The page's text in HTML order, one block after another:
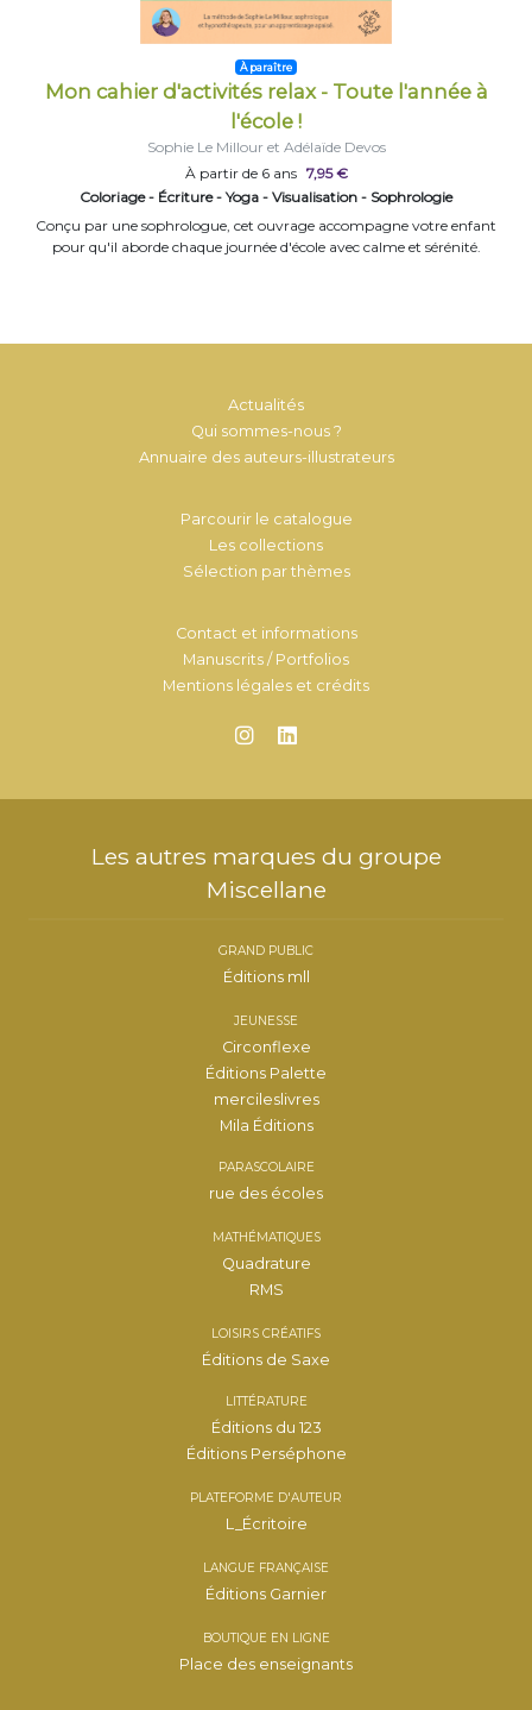
À paraître
Mon cahier d'activités relax - Toute l'année à
l'école !
Sophie Le Millour et Adélaïde Devos
À partir de 6 ans 7,95 €
Coloriage - Écriture - Yoga - Visualisation - Sophrologie
Conçu par une sophrologue, cet ouvrage accompagne votre enfant
pour qu'il aborde chaque journée d'école avec calme et sérénité.
Actualités
Qui sommes-nous ?
Annuaire des auteurs-illustrateurs
Parcourir le catalogue
Les collections
Sélection par thèmes
Contact et informations
Manuscrits / Portfolios
Mentions légales et crédits
Les autres marques du groupe
Miscellane
GRAND PUBLIC
Éditions mll
JEUNESSE
Circonflexe
Éditions Palette
mercileslivres
Mila Éditions
PARASCOLAIRE
rue des écoles
MATHÉMATIQUES
Quadrature
RMS
LOISIRS CRÉATIFS
Éditions de Saxe
LITTÉRATURE
Éditions du 123
Éditions Perséphone
PLATEFORME D'AUTEUR
L_Écritoire
LANGUE FRANÇAISE
Éditions Garnier
BOUTIQUE EN LIGNE
Place des enseignants